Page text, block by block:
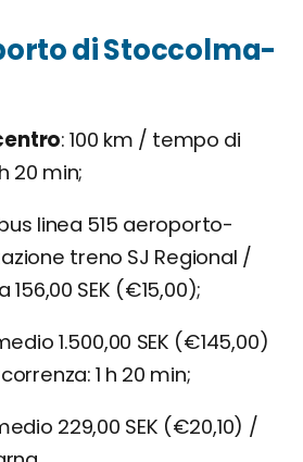
di Stoccolma-
100 km / tempo di
20 min;
linea 515 aeroporto-
treno SJ Regional /
SEK (€15,00);
1.500,00 SEK (€145,00)
1 h 20 min;
229,00 SEK (€20,10) /